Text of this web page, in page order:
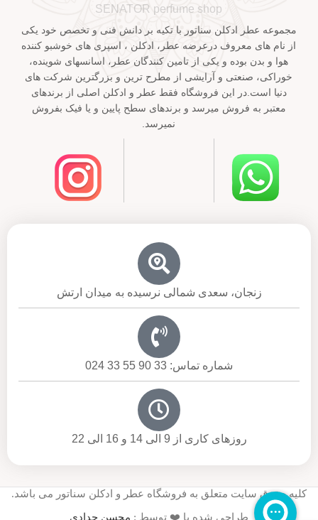
SENATOR perfume shop
مجموعه عطر ادکلن سناتور با تکیه بر دانش فنی و تخصص خود یکی
از نام های معروف درعرضه عطر، ادکلن ، اسپری های خوشبو کننده
هوا و بدن بوده و یکی از تامین کنندگان عطر، اسانسهای شوینده،
خوراکی، صنعتی و آرایشی از مطرح ترین و بزرگترین شرکت های
دنیا است.در این فروشگاه فقط عطر و ادکلن اصلی از برندهای
معتبر به فروش میرسد و برندهای سطح پایین و یا فیک بفروش
نمیرسد.
زنجان، سعدی شمالی نرسیده به میدان ارتش
شماره تماس: 33 90 55 33 024
روزهای کاری از 9 الی 14 و 16 الی 22
کلیه حقوق سایت متعلق به فروشگاه عطر و ادکلن سناتور می باشد.
طراحی شده با ❤️ توسط : محسن حدادی